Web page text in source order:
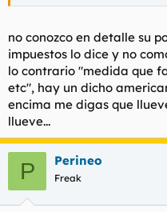
usanza en España,
la gente para cambiar
Haz clic
No veo porque limitarse
tampoco es
Haz clic
Blair, aun siendo
pueden benficiar a su país
quedar bien como zp...
A ver, medidas tomadas por
El Banco central británico
gobierno: Razonablemente
No apoyarse en el déficit:
Reducir el tiempo de las
Proceso de paz en Irlanda:
no conozco en detalle su
impuestos lo dice y no
lo contrario "medida que
etc", hay un dicho
encima me digas que
llueve...
P Perineo
Freak